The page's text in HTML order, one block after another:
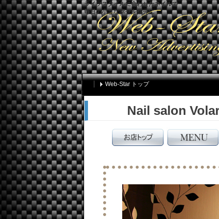
ライフスタイルに合わせたネイルで
毎日の小さな幸せを指先に
Web-Star トップ
Nail salon